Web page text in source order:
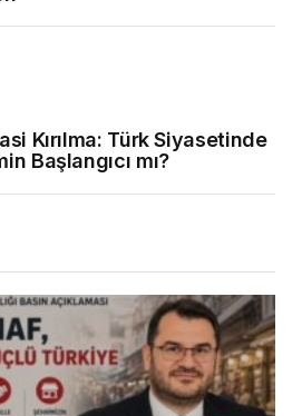
Kırılma: Türk Siyasetinde
Başlangıcı mı?